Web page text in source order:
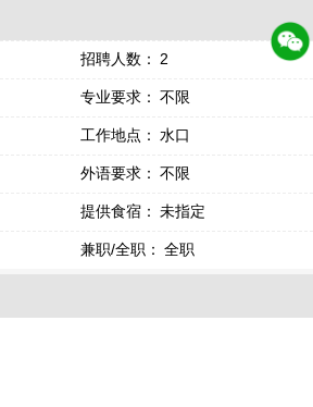
招聘人数： 2
专业要求： 不限
工作地点： 水口
外语要求： 不限
提供食宿： 未指定
兼职/全职： 全职